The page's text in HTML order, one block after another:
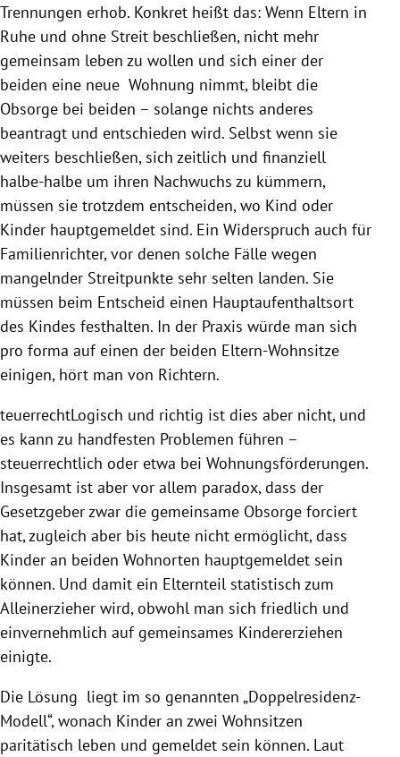
Trennungen erhob. Konkret heißt das: Wenn Eltern in
Ruhe und ohne Streit beschließen, nicht mehr
gemeinsam leben zu wollen und sich einer der
beiden eine neue Wohnung nimmt, bleibt die
Obsorge bei beiden – solange nichts anderes
beantragt und entschieden wird. Selbst wenn sie
weiters beschließen, sich zeitlich und finanziell
halbe-halbe um ihren Nachwuchs zu kümmern,
müssen sie trotzdem entscheiden, wo Kind oder
Kinder hauptgemeldet sind. Ein Widerspruch auch für
Familienrichter, vor denen solche Fälle wegen
mangelnder Streitpunkte sehr selten landen. Sie
müssen beim Entscheid einen Hauptaufenthaltsort
des Kindes festhalten. In der Praxis würde man sich
pro forma auf einen der beiden Eltern-Wohnsitze
einigen, hört man von Richtern.
teuerrechtLogisch und richtig ist dies aber nicht, und
es kann zu handfesten Problemen führen –
steuerrechtlich oder etwa bei Wohnungsförderungen.
Insgesamt ist aber vor allem paradox, dass der
Gesetzgeber zwar die gemeinsame Obsorge forciert
hat, zugleich aber bis heute nicht ermöglicht, dass
Kinder an beiden Wohnorten hauptgemeldet sein
können. Und damit ein Elternteil statistisch zum
Alleinerzieher wird, obwohl man sich friedlich und
einvernehmlich auf gemeinsames Kindererziehen
einigte.
Die Lösung liegt im so genannten „Doppelresidenz-
Modell“, wonach Kinder an zwei Wohnsitzen
paritätisch leben und gemeldet sein können. Laut